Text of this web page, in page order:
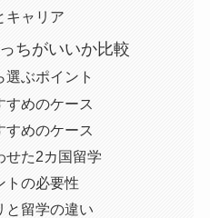
キャリア
ちがいいか比較
選ぶポイント
すめのケース
すめのケース
せた2カ国留学
トの必要性
と留学の違い